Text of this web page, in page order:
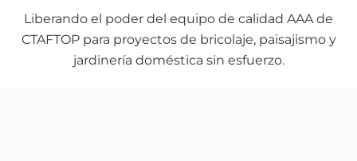
Liberando el poder del equipo de calidad AAA de
CTAFTOP para proyectos de bricolaje, paisajismo y
jardinería doméstica sin esfuerzo.